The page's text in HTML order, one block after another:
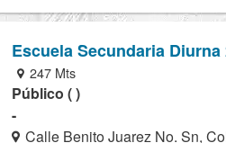
Escuela Secundaria
247 Mts
Público ( )
-
Calle Benito Juarez No. Sn,